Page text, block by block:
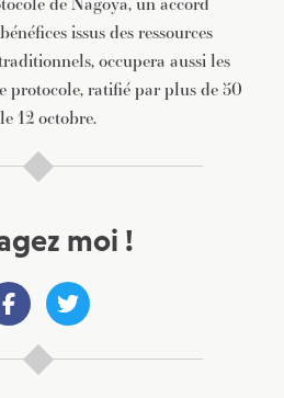
issus des ressources
occupera aussi les
protocole, ratifié par plus de 50
12 octobre.
moi !